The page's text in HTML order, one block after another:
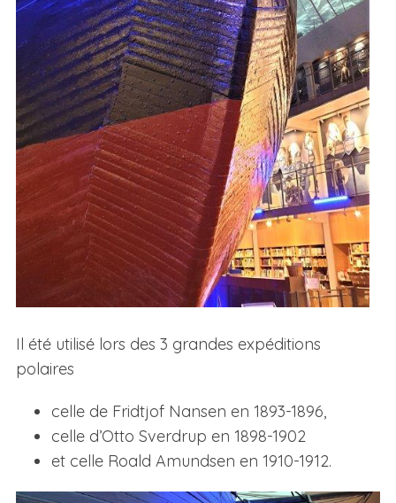
Il été utilisé lors des 3 grandes expéditions
polaires
celle de Fridtjof Nansen en 1893-1896,
celle d’Otto Sverdrup en 1898-1902
et celle Roald Amundsen en 1910-1912.